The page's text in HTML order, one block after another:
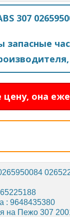
307
она
: 9648435380
на Пежо 307